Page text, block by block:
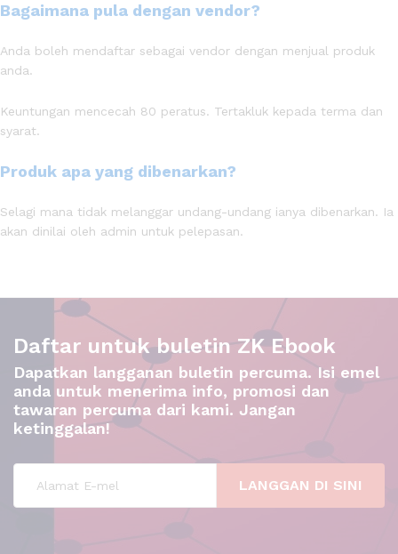
Bagaimana pula dengan vendor?
Anda boleh mendaftar sebagai vendor dengan menjual produk
anda.
Keuntungan mencecah 80 peratus. Tertakluk kepada terma dan
syarat.
Produk apa yang dibenarkan?
Selagi mana tidak melanggar undang-undang ianya dibenarkan. Ia
akan dinilai oleh admin untuk pelepasan.
Daftar untuk buletin ZK Ebook
Dapatkan langganan buletin percuma. Isi emel
anda untuk menerima info, promosi dan
tawaran percuma dari kami. Jangan
ketinggalan!